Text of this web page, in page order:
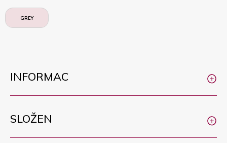
GREY
INFORMAC
SLOŽEN